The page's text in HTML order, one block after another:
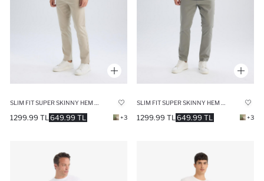
649.99 TL
1299.99 TL +3 649.99 TL
1299.99 TL +3